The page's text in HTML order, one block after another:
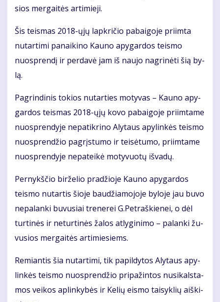
sios mer­gai­tės ar­ti­mie­ji.
Šis teis­mas 2018-ųjų lap­kri­čio pa­bai­go­je pri­im­ta
nu­tar­ti­mi pa­nai­ki­no Kau­no apy­gar­dos teis­mo
nuosp­ren­dį ir per­da­vė jam iš nau­jo nag­ri­nė­ti šią by­
lą.
Pa­grin­di­nis to­kios nu­tar­ties mo­ty­vas – Kau­no apy­
gar­dos teis­mas 2018-ųjų ko­vo pa­bai­go­je pri­im­ta­me
nuosp­ren­dy­je ne­pa­tik­ri­no Aly­taus apy­lin­kės teis­mo
nuosp­ren­džio pa­grįs­tu­mo ir tei­sė­tu­mo, pri­im­ta­me
nuosp­ren­dy­je ne­pa­tei­kė mo­ty­vuo­tų iš­va­dų.
Per­nykš­čio bir­že­lio pra­džio­je Kau­no apy­gar­dos
teis­mo nu­tar­tis šio­je bau­džia­mo­jo­je by­lo­je jau bu­vo
ne­pa­lan­ki bu­vu­siai tre­ne­rei G.Pet­raš­kie­nei, o dėl
tur­ti­nės ir ne­tur­ti­nės ža­los at­ly­gi­ni­mo – pa­lan­ki žu­
vu­sios mer­gai­tės ar­ti­mie­siems.
Re­mian­tis šia nu­tar­ti­mi, tik pa­pil­dy­tos Aly­taus apy­
lin­kės teis­mo nuosp­ren­džio pri­pa­žin­tos nu­si­kals­ta­
mos vei­kos ap­lin­ky­bės ir Ke­lių eis­mo tai­syk­lių aiš­ki­